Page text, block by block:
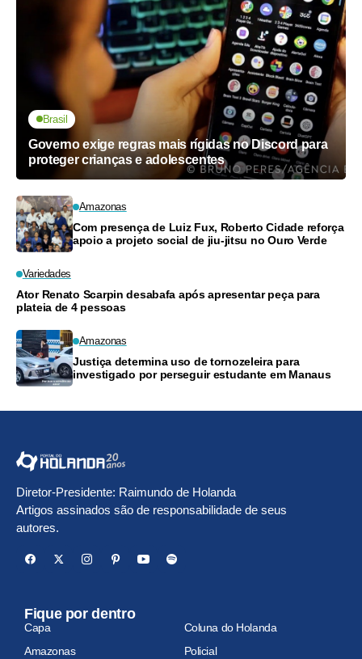
Brasil
Governo exige regras mais rígidas no Discord para
proteger crianças e adolescentes
Amazonas
Com presença de Luiz Fux, Roberto Cidade reforça
apoio a projeto social de jiu-jitsu no Ouro Verde
Variedades
Ator Renato Scarpin desabafa após apresentar peça para
plateia de 4 pessoas
Amazonas
Justiça determina uso de tornozeleira para
investigado por perseguir estudante em Manaus
Diretor-Presidente: Raimundo de Holanda
Artigos assinados são de responsabilidade de seus
autores.
Fique por dentro
Capa
Coluna do Holanda
Amazonas
Policial